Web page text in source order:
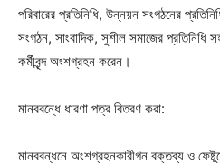
পরিবারের প্রতিনিধি, উন্নয়ন সংগঠনের
সংগঠন, সাংবাদিক, সুশীল সমাজের প্রতিনিধি
কর্মীবৃন্দ অংশগ্রহন করেন।
মানববন্ধে ধারণা পত্র বিতরণ করা:
মানববন্ধনে অংশগ্রহনকারীগন বক্তব্য ও